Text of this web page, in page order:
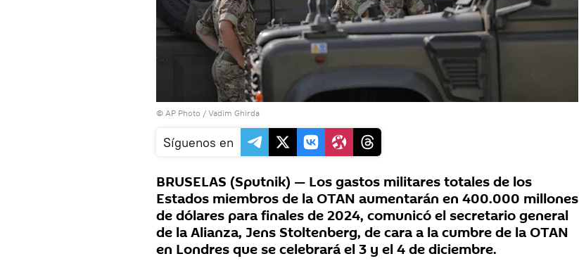
© AP Photo / Vadim Ghirda
Síguenos en
BRUSELAS (Sputnik) — Los gastos militares totales de los
Estados miembros de la OTAN aumentarán en 400.000 millones
de dólares para finales de 2024, comunicó el secretario general
de la Alianza, Jens Stoltenberg, de cara a la cumbre de la OTAN
en Londres que se celebrará el 3 y el 4 de diciembre.